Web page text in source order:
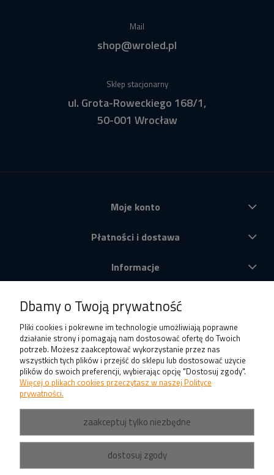
Mail
shop@wroled.pl
Sklep stacjonarny
ul. Grota-Roweckiego 168/1,
50-001 Wrocław
Moje konto
Płatności i dostawa
Informacje
Produkty
Dbamy o Twoją prywatność
Pliki cookies i pokrewne im technologie umożliwiają poprawne
działanie strony i pomagają nam dostosować ofertę do Twoich
potrzeb. Możesz zaakceptować wykorzystanie przez nas
wszystkich tych plików i przejść do sklepu lub dostosować użycie
plików do swoich preferencji, wybierając opcję "Dostosuj zgody".
Więcej o plikach cookies przeczytasz w naszej Polityce
prywatności.
zaakceptuj tylko niezbędne
dostosuj zgody